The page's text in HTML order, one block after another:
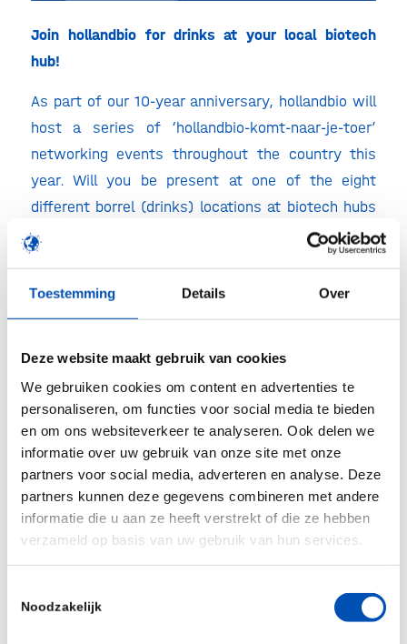
Toestemming Details Over
Deze website maakt gebruik van cookies
We gebruiken cookies om content en advertenties te
personaliseren, om functies voor social media te bieden
en om ons websiteverkeer te analyseren. Ook delen we
informatie over uw gebruik van onze site met onze
partners voor social media, adverteren en analyse. Deze
partners kunnen deze gegevens combineren met andere
informatie die u aan ze heeft verstrekt of die ze hebben
verzameld op basis van uw gebruik van hun services.
Noodzakelijk
Join hollandbio for drinks at your local biotech
hub!
As part of our 10-year anniversary, hollandbio will
host a series of ‘hollandbio-komt-naar-je-toer’
networking events throughout the country this
year. Will you be present at one of the eight
different borrel(drinks) locations at biotech hubs
to celebrate how far we have come together, and
meet and greet others from the national and
regional Dutch biotech ecosystems?
April 25th – Utrecht (done)
June 6th – Wageningen (done)
July 8th – Groningen (done)
September 19th – Delft (done)
October 17th – Leiden (done)
November 14th – Oss (done)
November 15th – Amsterdam (done)
January 16th, 2025 – Maastricht